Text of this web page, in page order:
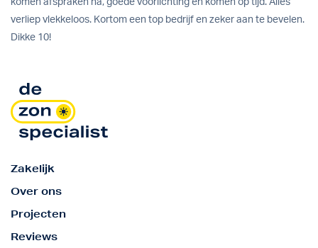
komen afspraken na, goede voorlichting en komen op tijd. Alles
verliep vlekkeloos. Kortom een top bedrijf en zeker aan te bevelen.
Dikke 10!
Zakelijk
Over ons
Projecten
Reviews